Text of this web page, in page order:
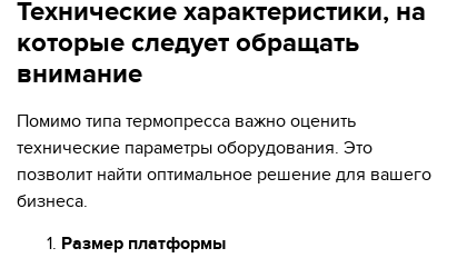
Технические характеристики, на
которые следует обращать
внимание
Помимо типа термопресса важно оценить
технические параметры оборудования. Это
позволит найти оптимальное решение для вашего
бизнеса.
Размер платформы